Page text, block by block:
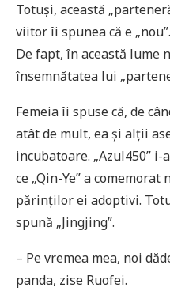
Totuși, această
viitor îi spunea că e
De fapt, în această lume
însemnătatea lui
Femeia îi spuse că, de
atât de mult, ea și alții
incubatoare. „Azul450”
ce „Qin-Ye” a
părinților ei adoptivi.
spună „Jingjing”.
– Pe vremea mea, noi
panda, zise Ruofei.